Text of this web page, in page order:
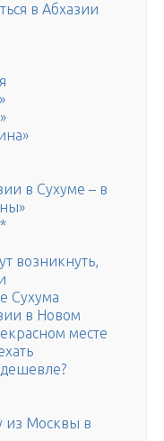
в Абхазии
в Сухуме – в
возникнуть,
Сухума
в Новом
месте
из Москвы в